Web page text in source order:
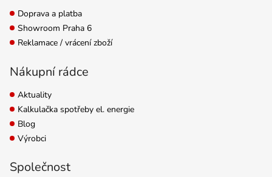
Doprava a platba
Showroom Praha 6
Reklamace / vrácení zboží
Nákupní rádce
Aktuality
Kalkulačka spotřeby el. energie
Blog
Výrobci
Společnost